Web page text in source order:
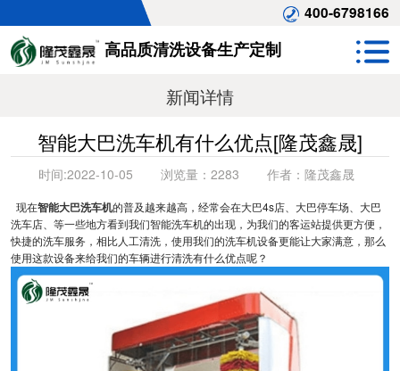
400-6798166
高品质清洗设备生产定制
新闻详情
智能大巴洗车机有什么优点[隆茂鑫晟]
时间:2022-10-05 浏览量： 2283 作者： 隆茂鑫晟
现在智能大巴洗车机的普及越来越高，经常会在大巴4s店、大巴停车场、大巴
洗车店、等一些地方看到我们智能洗车机的出现，为我们的客运站提供更方便，
快捷的洗车服务，相比人工清洗，使用我们的洗车机设备更能让大家满意，那么
使用这款设备来给我们的车辆进行清洗有什么优点呢？